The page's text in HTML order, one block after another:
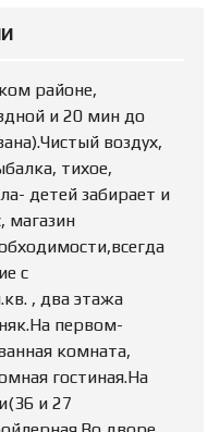
районе,
и 20 мин до
воздух,
тихое,
детей забирает и
магазин
с
, два этажа
первом-
комната,
гостиная.На
и 27